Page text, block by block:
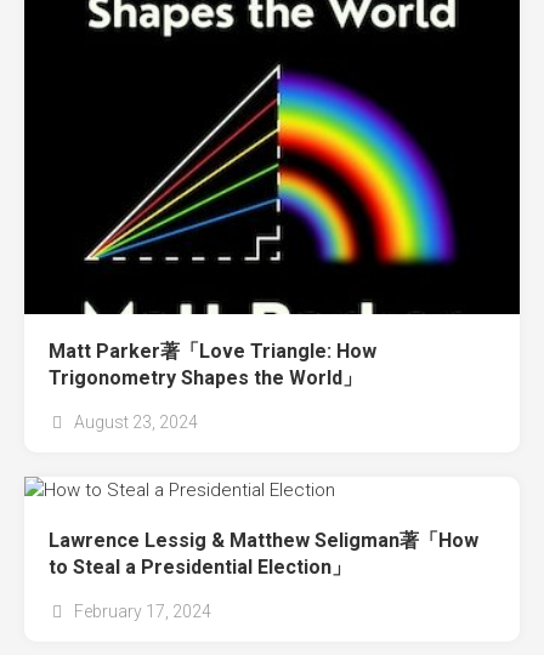
Matt Parker著「Love Triangle: How
Trigonometry Shapes the World」
August 23, 2024
Lawrence Lessig & Matthew Seligman著「How
to Steal a Presidential Election」
February 17, 2024